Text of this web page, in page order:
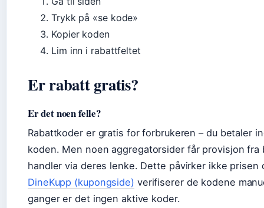
Trykk på «se kode»
Kopier koden
Lim inn i rabattfeltet
Er rabatt gratis?
Er det noen felle?
Rabattkoder er gratis for forbrukeren – du betaler
koden. Men noen aggregatorsider får provisjon fra
handler via deres lenke. Dette påvirker ikke prisen
DineKupp (kupongside) verifiserer de kodene
ganger er det ingen aktive koder.